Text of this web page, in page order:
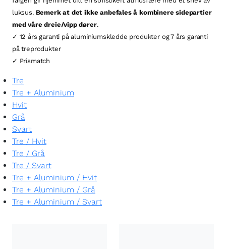
luksus. Bemerk at det ikke anbefales å kombinere sidepartier
med våre dreie/vipp dører.
✓ 12 års garanti på aluminiumskledde produkter og 7 års garanti
på treprodukter
✓ Prismatch
Tre
Tre + Aluminium
Hvit
Grå
Svart
Tre / Hvit
Tre / Grå
Tre / Svart
Tre + Aluminium / Hvit
Tre + Aluminium / Grå
Tre + Aluminium / Svart